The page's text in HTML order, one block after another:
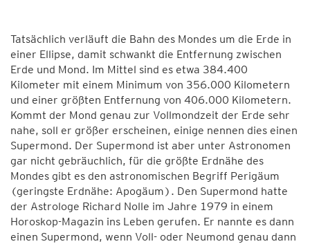
Tatsächlich verläuft die Bahn des Mondes um die Erde in
einer Ellipse, damit schwankt die Entfernung zwischen
Erde und Mond. Im Mittel sind es etwa 384.400
Kilometer mit einem Minimum von 356.000 Kilometern
und einer größten Entfernung von 406.000 Kilometern.
Kommt der Mond genau zur Vollmondzeit der Erde sehr
nahe, soll er größer erscheinen, einige nennen dies einen
Supermond. Der Supermond ist aber unter Astronomen
gar nicht gebräuchlich, für die größte Erdnähe des
Mondes gibt es den astronomischen Begriff Perigäum
(geringste Erdnähe: Apogäum). Den Supermond hatte
der Astrologe Richard Nolle im Jahre 1979 in einem
Horoskop-Magazin ins Leben gerufen. Er nannte es dann
einen Supermond, wenn Voll- oder Neumond genau dann